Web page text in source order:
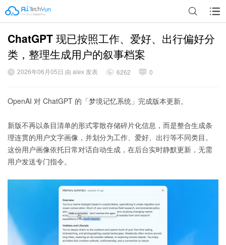
广告
ChatGPT 现已按照工作、爱好、出行偏好分
类，整理生成用户的叙事档案
2026年06月05日 由 alex 发表 6262 0
OpenAI 对 ChatGPT 的「梦境记忆系统」完成版本更新。
新版不再以条目清单的形式零散存储碎片化信息，而是整合生成条
理连贯的用户文字画像，并划分为工作、爱好、出行等不同类目。
这份用户画像依托日常对话自动生成，在后台实时静默更新，无需
用户发送专门指令。